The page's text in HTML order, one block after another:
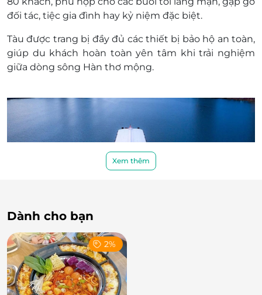
thành tiền mặt, không trả lại tiền thừa
Không áp dụng đồng thời với chương trình
khuyến mại khác.
đối tác, tiệc gia đình hay kỷ niệm đặc biệt.
Tàu được trang bị đầy đủ các thiết bị bảo hộ an toàn,
giúp du khách hoàn toàn yên tâm khi trải nghiệm
giữa dòng sông Hàn thơ mộng.
Chiêm ngưỡng sông Hàn lung linh – Cảnh
đêm Đà Nẵng từ góc nhìn khác biệt
Trong hành trình kéo dài khoảng 1 giờ trên tàu, du
khách sẽ đượcchiêm ngưỡng những cây cầu nổi
Xem thêm
Dành cho bạn
2%